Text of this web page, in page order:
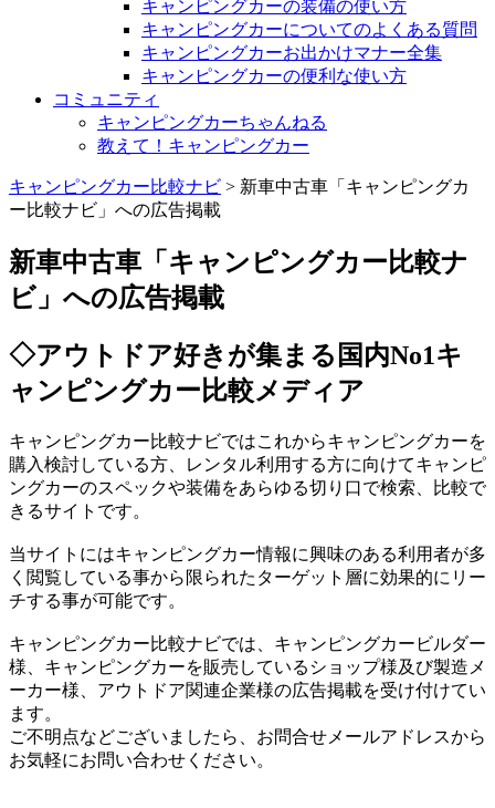
キャンピングカーの装備の使い方
キャンピングカーについてのよくある質問
キャンピングカーお出かけマナー全集
キャンピングカーの便利な使い方
コミュニティ
キャンピングカーちゃんねる
教えて！キャンピングカー
キャンピングカー比較ナビ > 新車中古車「キャンピングカ
ー比較ナビ」への広告掲載
新車中古車「キャンピングカー比較ナ
ビ」への広告掲載
◇アウトドア好きが集まる国内No1キ
ャンピングカー比較メディア
キャンピングカー比較ナビではこれからキャンピングカーを
購入検討している方、
レンタル利用する方に向けてキャンピ
ングカーのスペックや装備をあらゆる切り口で検索、比較で
きるサイトです。
当サイトにはキャンピングカー情報に興味のある利用者が多
く閲覧 している事から限られたターゲット層に効果的にリー
チする事が可能です。
キャンピングカー比較ナビでは、キャンピングカービルダー
様、 キャンピングカーを販売しているショップ様及び製造メ
ーカー様、 アウトドア関連企業様の広告掲載を受け付けてい
ます。
ご不明点などございましたら、 お問合せメールアドレスから
お気軽にお問い合わせください。